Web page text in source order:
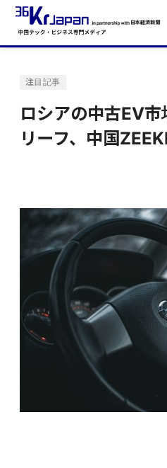
注目記事
ロシアの中古EV
リーフ、中国